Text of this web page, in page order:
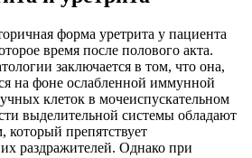
форма уретрита у пациента
время после полового акта.
заключается в том, что она,
на фоне ослабленной иммунной
клеток в мочеиспускательном
выделительной системы обладают
который препятствует
раздражителей. Однако при